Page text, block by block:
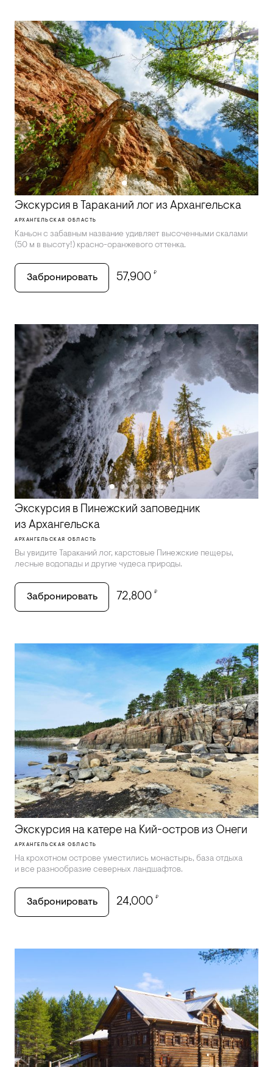
Экскурсия в Тараканий лог из Архангельска
АРХАНГЕЛЬСКАЯ ОБЛАСТЬ
Каньон с забавным название удивляет высоченными скалами
(50 м в высоту!) красно-оранжевого оттенка.
Забронировать 57,900 ₽
Экскурсия в Пинежский заповедник
из Архангельска
АРХАНГЕЛЬСКАЯ ОБЛАСТЬ
Вы увидите Тараканий лог, карстовые Пинежские пещеры,
лесные водопады и другие чудеса природы.
Забронировать 72,800 ₽
Экскурсия на катере на Кий-остров из Онеги
АРХАНГЕЛЬСКАЯ ОБЛАСТЬ
На крохотном острове уместились монастырь, база отдыха
и все разнообразие северных ландшафтов.
Забронировать 24,000 ₽